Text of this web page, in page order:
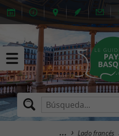
Lado francés